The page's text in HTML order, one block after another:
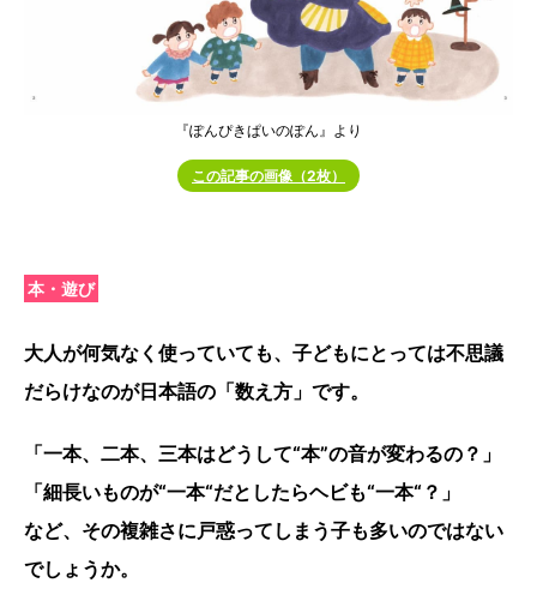
『ぽんぴきぱいのぽん』より
この記事の画像（2枚）
本・遊び
大人が何気なく使っていても、子どもにとっては不思議
だらけなのが日本語の「数え方」です。
「一本、二本、三本はどうして“本”の音が変わるの？」
「細長いものが“一本“だとしたらヘビも“一本“？」
など、その複雑さに戸惑ってしまう子も多いのではない
でしょうか。